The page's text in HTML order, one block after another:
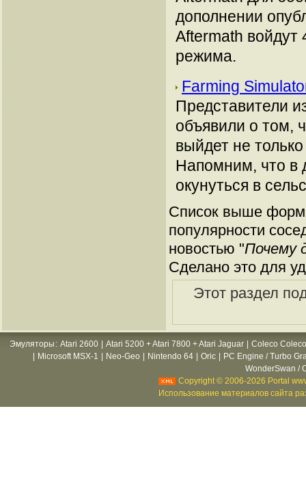
дополнении
Aftermath войдут
режима.
Farming
Представители
объявили о том,
выйдет не
Напомним, что в
окунуться в
Список выше
популярности
новостью "Почему
Сделано это для
Этот раздел
Эмуляторы : Atari 2600 Atari 5200 + Atari 7800 + Atari Jaguar
Coleco
Microsoft MSX-1 Neo-Geo Nintendo 64 Oric
PC Engine / Turbo
WonderSwan /
Copyright © 2006-2026 Portal
Использование материалов сайта